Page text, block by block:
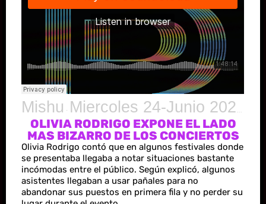
Mishu · Miercoles 24-Junio 2026 Radio Bizarro Show
OLIVIA RODRIGO EXPONE EL LADO
MAS BIZARRO DE LOS CONCIERTOS
Olivia Rodrigo contó que en algunos festivales donde
se presentaba llegaba a notar situaciones bastante
incómodas entre el público. Según explicó, algunos
asistentes llegaban a usar pañales para no
abandonar sus puestos en primera fila y no perder su